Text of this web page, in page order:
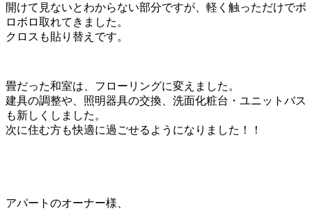
開けて見ないとわからない部分ですが、軽く触っただけでボ
ロボロ取れてきました。
クロスも貼り替えです。
畳だった和室は、フローリングに変えました。
建具の調整や、照明器具の交換、洗面化粧台・ユニットバス
も新しくしました。
次に住む方も快適に過ごせるようになりました！！
アパートのオーナー様、